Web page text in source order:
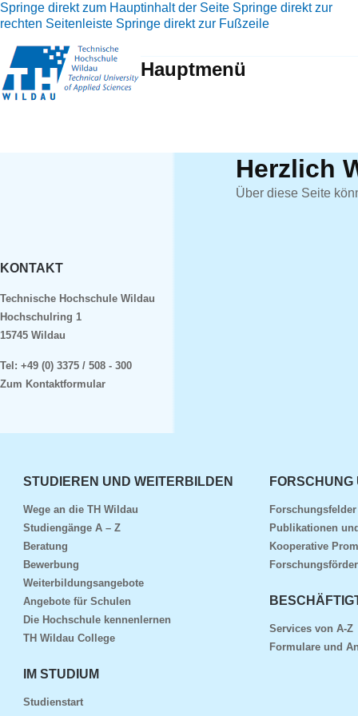
Springe direkt zum Hauptinhalt der Seite Springe direkt zur
rechten Seitenleiste Springe direkt zur Fußzeile
Hauptmenü
Herzlich
Über diese Seite
KONTAKT
Technische Hochschule Wildau
Hochschulring 1
15745 Wildau
Tel: +49 (0) 3375 / 508 - 300
Zum Kontaktformular
STUDIEREN UND WEITERBILDEN
Wege an die TH Wildau
Studiengänge A – Z
Beratung
Bewerbung
Weiterbildungsangebote
Angebote für Schulen
Die Hochschule kennenlernen
TH Wildau College
IM STUDIUM
Studienstart
Publikationen
Kooperative
Services von A-Z
Formulare und